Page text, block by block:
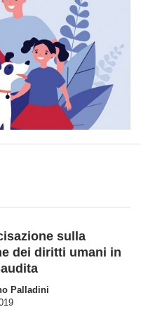
sulla
dei diritti umani in
Palladini